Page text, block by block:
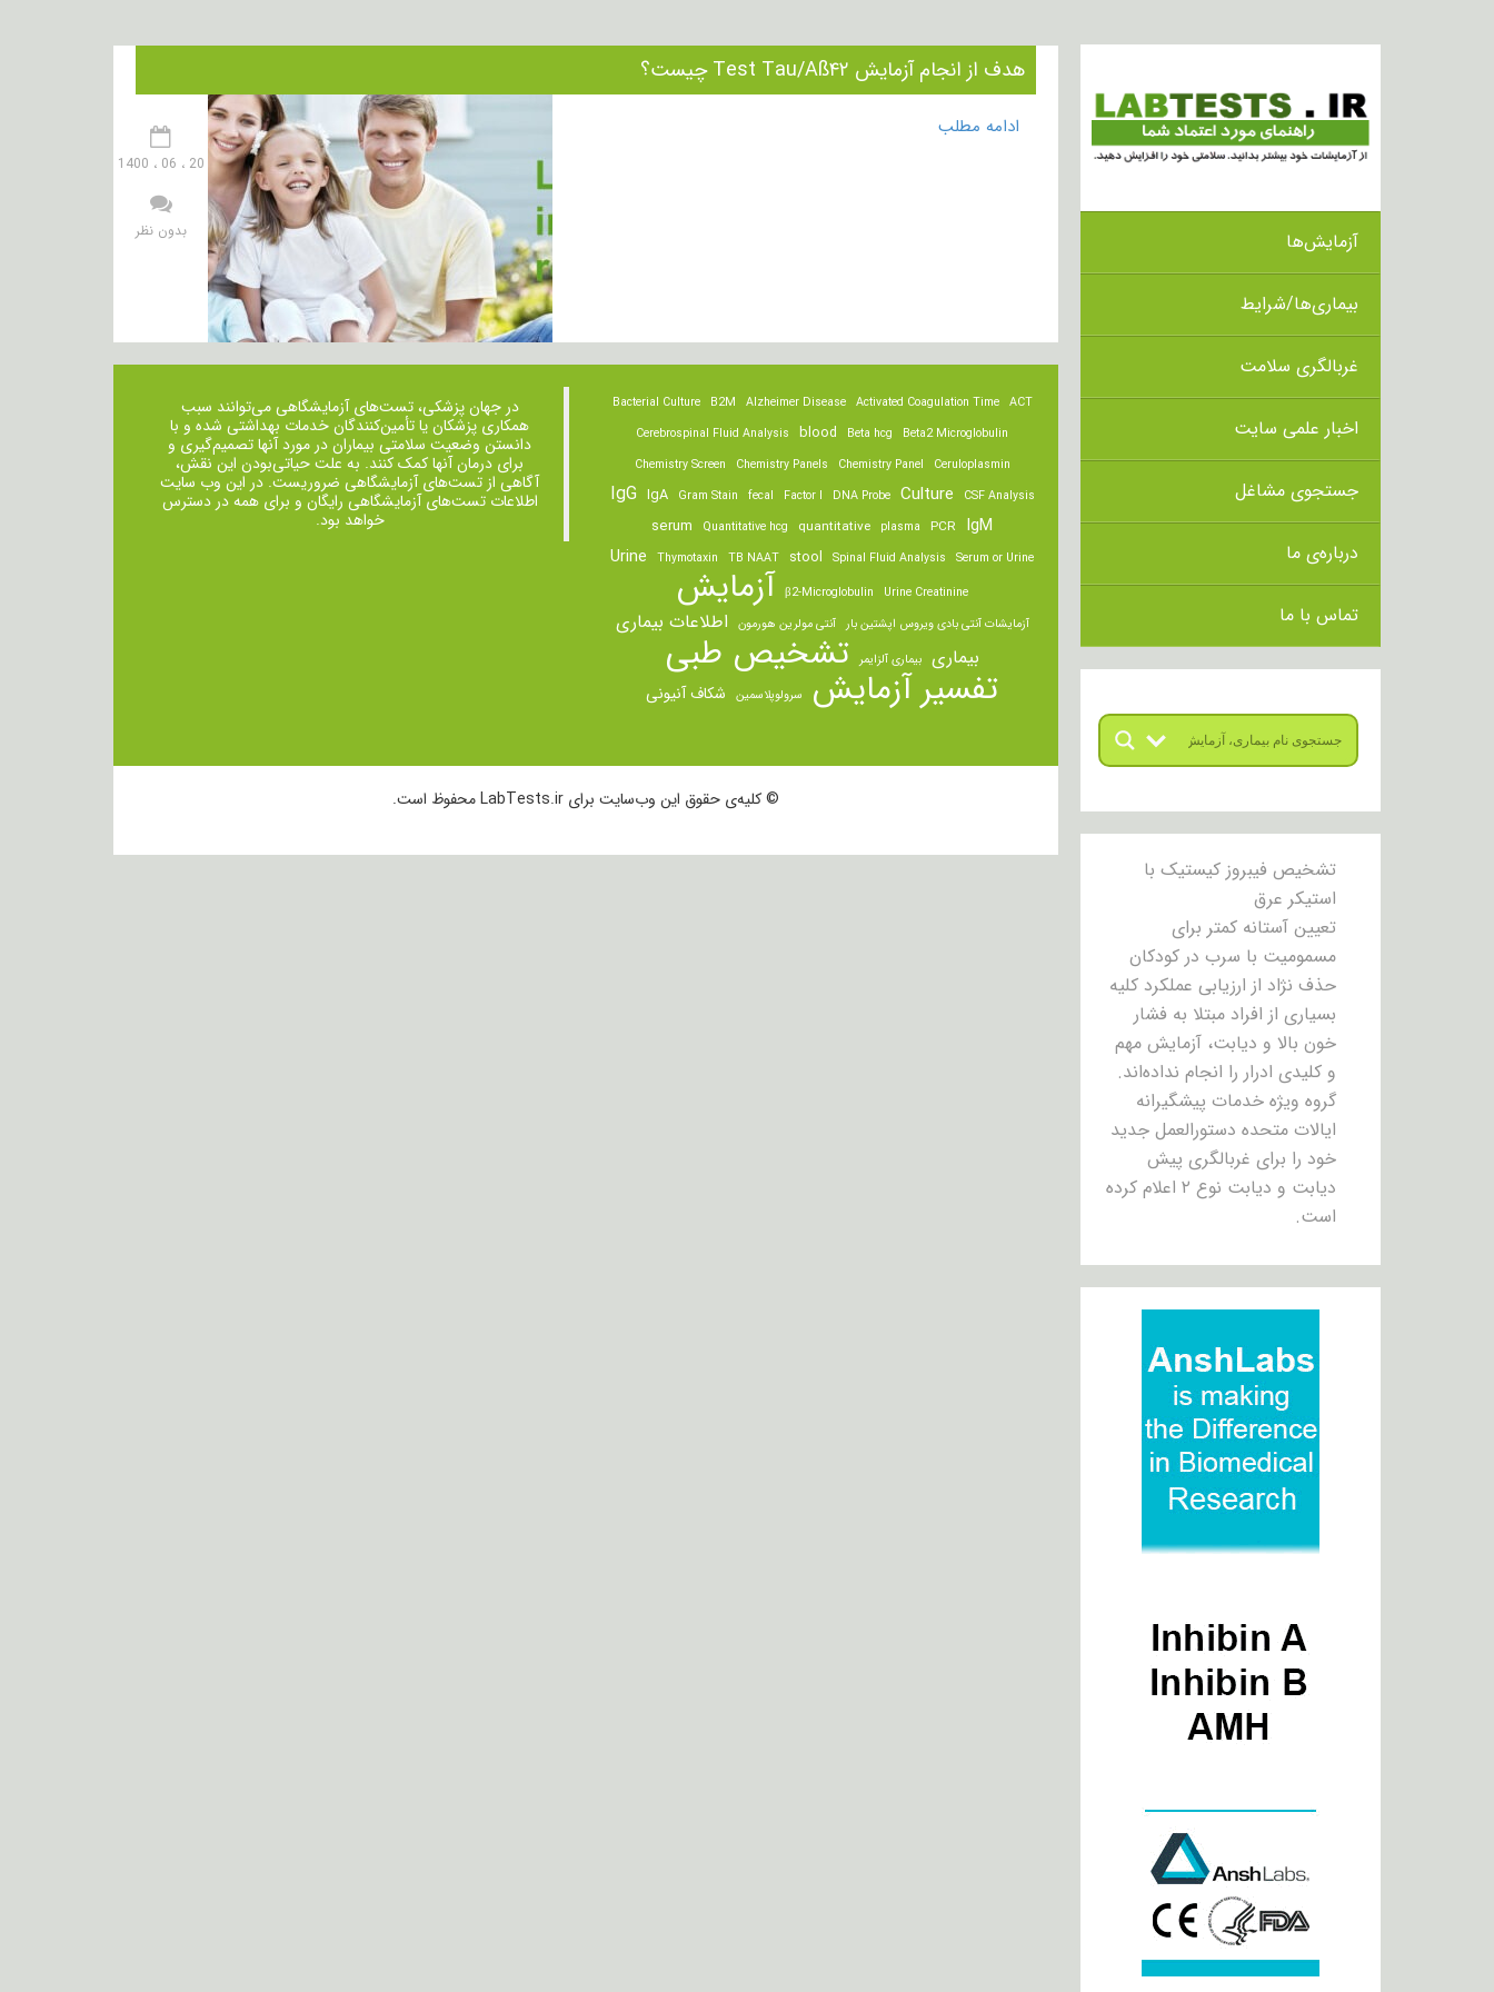
آزمایش‌ها
بیماری‌ها/شرایط
غربالگری سلامت
اخبار علمی سایت
جستجوی مشاغل
درباره‌ی ما
تماس با ما
تشخیص فیبروز کیستیک با
استیکر عرق
تعیین آستانه کمتر برای
مسمومیت با سرب در کودکان
حذف نژاد از ارزیابی عملکرد کلیه
بسیاری از افراد مبتلا به فشار
خون بالا و دیابت، آزمایش مهم
و کلیدی ادرار را انجام نداده‌اند.
گروه ویژه خدمات پیشگیرانه
ایالات متحده دستورالعمل جدید
خود را برای غربالگری پیش
دیابت و دیابت نوع ۲ اعلام کرده
است.
هدف از انجام آزمایش Test Tau/Aß۴۲ چیست؟
20 ، 06 ، 1400
بدون نظر
ادامه مطلب
ACT
Activated Coagulation Time
Alzheimer Disease
B2M
Bacterial Culture
Beta2 Microglobulin
Beta hcg
blood
Cerebrospinal Fluid Analysis
Ceruloplasmin
Chemistry Panel
Chemistry Panels
Chemistry Screen
CSF Analysis
Culture
DNA Probe
Factor I
fecal
Gram Stain
IgA
IgG
IgM
PCR
plasma
quantitative
Quantitative hcg
serum
Serum or Urine
Spinal Fluid Analysis
stool
TB NAAT
Thymotaxin
Urine
Urine Creatinine
β2-Microglobulin آزمایش
آزمایشات آنتی بادی ویروس اپشتین بار آنتی مولرین هورمون اطلاعات بیماری
بیماری بیماری آلزایمر تشخیص طبی
تفسیر آزمایش سرولوپلاسمین شکاف آنیونی
در جهان پزشکی، تست‌های آزمایشگاهی می‌توانند سبب
همکاری پزشکان یا تأمین‌کنندگان خدمات بهداشتی شده و با
دانستن وضعیت سلامتی بیماران در مورد آنها تصمیم‌گیری و
برای درمان ‌آنها کمک کنند. به علت حیاتی‌بودن این نقش،
آگاهی از تست‌های آزمایشگاهی ضروریست. در این وب سایت
اطلاعات تست‌های آزمایشگاهی رایگان و برای همه در دسترس
خواهد بود.
© کلیه‌ی حقوق این وب‌سایت برای LabTests.ir محفوظ است.